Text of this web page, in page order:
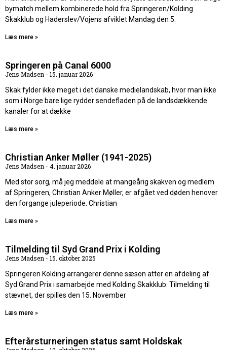
bymatch mellem kombinerede hold fra Springeren/Kolding
Skakklub og Haderslev/Vojens afviklet Mandag den 5.
Læs mere »
Springeren på Canal 6000
Jens Madsen
15. januar 2026
Skak fylder ikke meget i det danske medielandskab, hvor man ikke
som i Norge bare lige rydder sendefladen på de landsdækkende
kanaler for at dække
Læs mere »
Christian Anker Møller (1941-2025)
Jens Madsen
4. januar 2026
Med stor sorg, må jeg meddele at mangeårig skakven og medlem
af Springeren, Christian Anker Møller, er afgået ved døden henover
den forgange juleperiode. Christian
Læs mere »
Tilmelding til Syd Grand Prix i Kolding
Jens Madsen
15. oktober 2025
Springeren Kolding arrangerer denne sæson atter en afdeling af
Syd Grand Prix i samarbejde med Kolding Skakklub. Tilmelding til
stævnet, der spilles den 15. November
Læs mere »
Efterårsturneringen status samt Holdskak